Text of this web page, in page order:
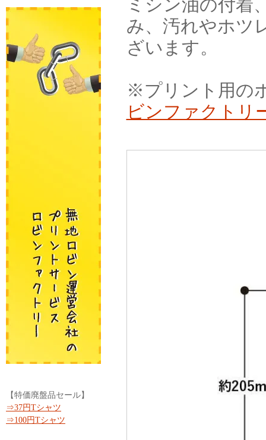
【特価廃盤品セール】
⇒37円Tシャツ
⇒100円Tシャツ
ミシン油の付着
み、汚れやホツ
ざいます。
※プリント用の
ビンファクトリ